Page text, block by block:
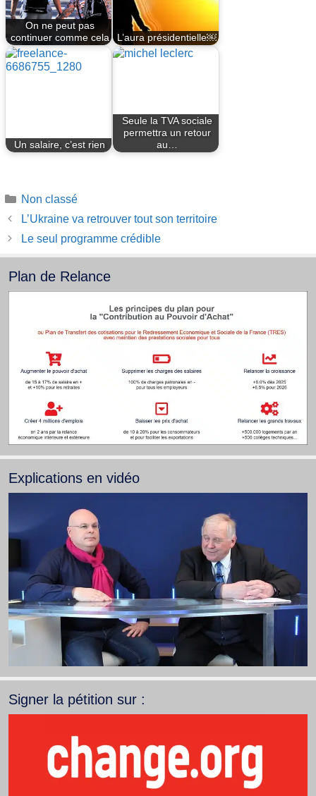
On ne peut pas
continuer comme cela
L’aura présidentielle￼
Un salaire, c’est rien
Seule la TVA sociale
permettra un retour
au…
Catégories
Non classé
L’Ukraine va retrouver tout son territoire
Le seul programme crédible
Plan de Relance
Explications en vidéo
Signer la pétition sur :